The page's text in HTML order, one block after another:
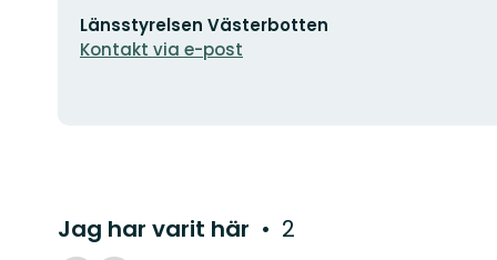
E-
postadress
Länsstyrelsen Västerbotten
Kontakt via e-post
Jag har varit här 2